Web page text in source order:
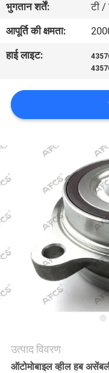
गुणवत्ता
नियंत्रण
संपर्क
करें
मांगें
साइटमैप
गोपनीयता
भुगतान शर्तें:
टी /
आपूर्ति की क्षमता:
हाई लाइट:
उत्पाद विवरण
ऑटोमोबाइल व्हील हब